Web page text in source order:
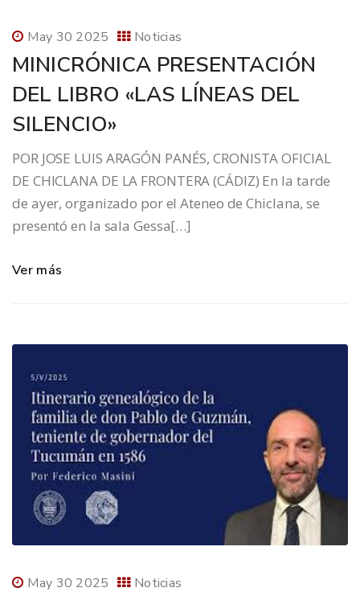
May 30 2025 Noticias
MINICRÓNICA PRESENTACIÓN
DEL LIBRO «LAS LÍNEAS DEL
SILENCIO»
POR JOSE LUIS ARAGÓN PANÉS, CRONISTA OFICIAL
DE CHICLANA DE LA FRONTERA (CÁDIZ) En la tarde
de ayer, organizado por el Ateneo de Chiclana, se
presentó en la sala Gessa[…]
Ver más
May 30 2025 Noticias